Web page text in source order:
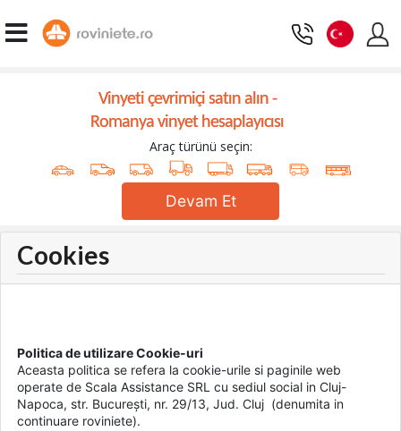
Vinyeti çevrimiçi satın alın -
Romanya vinyet hesaplayıcısı
Araç türünü seçin:
Devam Et
Cookies
Politica de utilizare Cookie-uri
Aceasta politica se refera la cookie-urile si paginile web
operate de Scala Assistance SRL cu sediul social in Cluj-
Napoca, str. București, nr. 29/13, Jud. Cluj (denumita in
continuare roviniete).